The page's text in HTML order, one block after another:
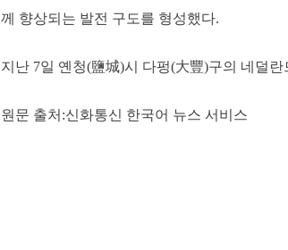
께 향상되는 발전 구도를 형성했다.
지난 7일 옌청(鹽城)시 다펑(大豐)구의 네덜
원문 출처:신화통신 한국어 뉴스 서비스